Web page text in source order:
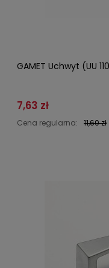
GAMET Uchwyt (UU
7,63 zł
Cena regularna: 11,60 zł